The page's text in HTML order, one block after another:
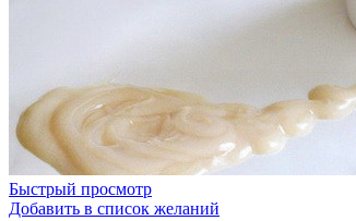
Быстрый просмотр
Добавить в список желаний